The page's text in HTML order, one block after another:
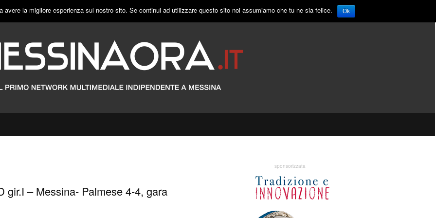
gir.I – Messina- Palmese 4-4, gara
sponsorizzata
la migliore esperienza sul nostro sito. Se continui ad utilizzare questo sito noi assumiamo che tu ne sia felice. Ok